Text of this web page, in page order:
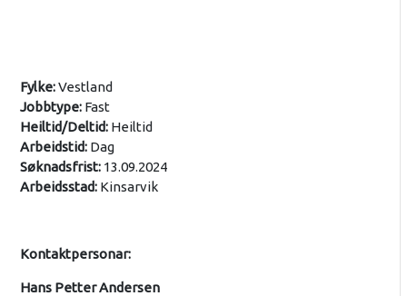
Fylke:Vestland
Jobbtype: Fast
Heiltid/Deltid: Heiltid
Arbeidstid: Dag
Søknadsfrist: 13.09.2024
Arbeidsstad: Kinsarvik
Kontaktpersonar:
Hans Petter Andersen